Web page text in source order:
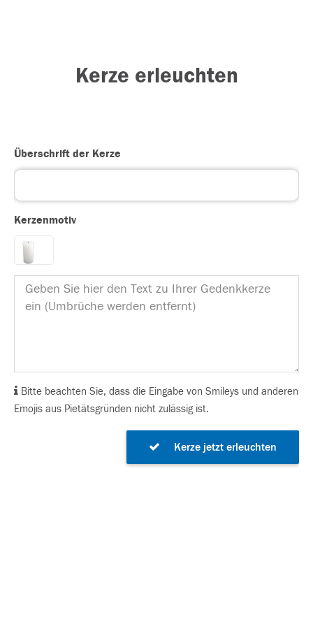
Kerze erleuchten
Überschrift der Kerze
Kerzenmotiv
Bitte beachten Sie, dass die Eingabe von Smileys und anderen
Emojis aus Pietätsgründen nicht zulässig ist.
Kerze jetzt erleuchten